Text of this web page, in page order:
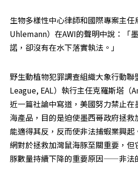
生物多樣性中心律師和國際專案主任
Uhlemann）在AWI的聲明中說：「
諾，卻沒有在水下落實執法。」
野生動植物犯罪調查組織大象行動
League, EAL）執行主任克羅斯塔（
近一篇社論中寫道，美國努力禁止
海產品，目的是迫使墨西哥政府拯
能適得其反，反而使非法捕蝦業興
網對於拯救加灣鼠海豚至關重要，
豚數量持續下降的重要原因——非法